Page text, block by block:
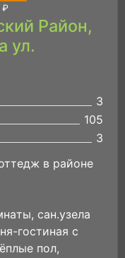
₽
Район,
ул.
3
105
3
в районе
cан.узeла
гостиная с
пол,